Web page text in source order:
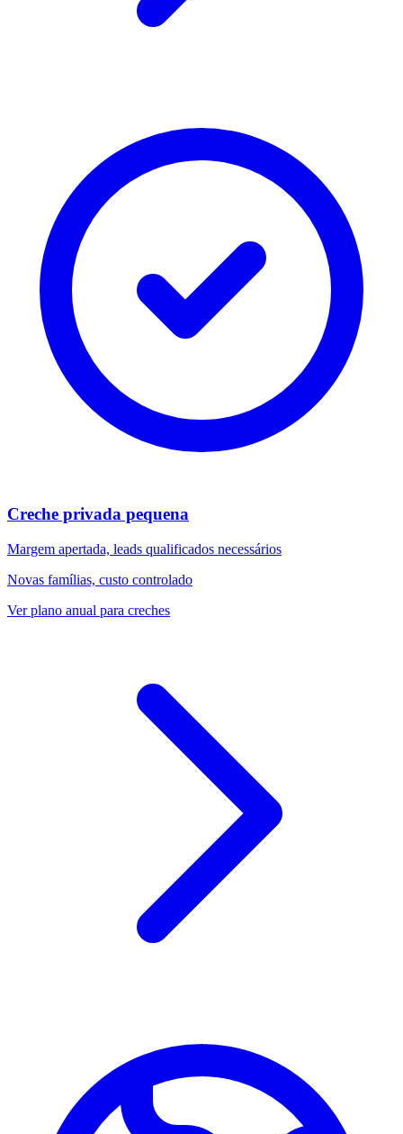
Creche privada pequena
Margem apertada, leads qualificados necessários
Novas famílias, custo controlado
Ver plano anual para creches